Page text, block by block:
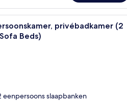
Een hotelkamer met drie
privébadkamer (2
Beds)
eenpersoons slaapbanken